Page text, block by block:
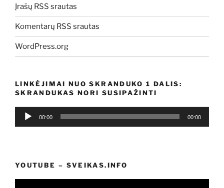
Įrašų RSS srautas
Komentarų RSS srautas
WordPress.org
LINKĖJIMAI NUO SKRANDUKO 1 DALIS:
SKRANDUKAS NORI SUSIPAŽINTI
Audio
00:00 00:00
YOUTUBE – SVEIKAS.INFO